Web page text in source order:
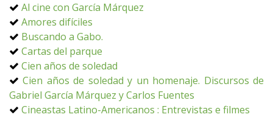
Al cine con García Márquez
Amores difíciles
Buscando a Gabo.
Cartas del parque
Cien años de soledad
Cien años de soledad y un homenaje. Discursos de
Gabriel García Márquez y Carlos Fuentes
Cineastas Latino-Americanos : Entrevistas e filmes